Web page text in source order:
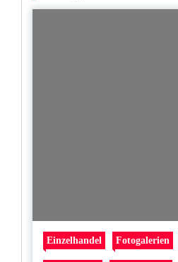
Einzelhandel Fotogalerien